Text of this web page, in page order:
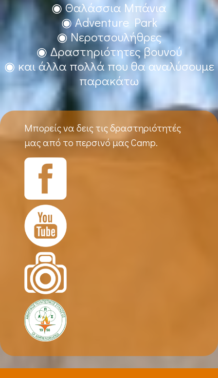
◉ Θαλάσσια Μπάνια
◉ Adventure Park
◉ Νεροτσουλήθρες
◉ Δραστηριότητες βουνού
◉ και άλλα πολλά που θα αναλύσουμε
παρακάτω
Μπορείς να δεις τις δραστηριότητές
μας από το περσινό μας Camp.